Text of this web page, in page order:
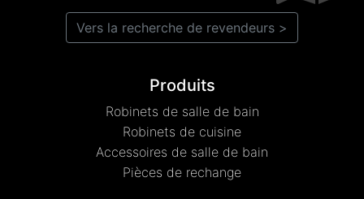
Produits
Robinets de salle de bain
Robinets de cuisine
Accessoires de salle de bain
Pièces de rechange
Vers la recherche de revendeurs >